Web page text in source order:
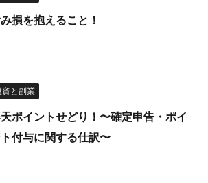
損を抱えること！
資と副業
ポイントせどり！〜確定申告・ポイ
付与に関する仕訳〜